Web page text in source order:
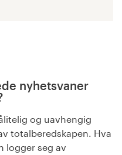
nyhetsvaner
og uavhengig
totalberedskapen. Hva
logger seg av